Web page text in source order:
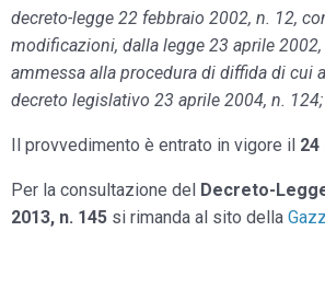
decreto-legge 22 febbraio 2002, n. 12,
modificazioni, dalla legge 23 aprile
ammessa alla procedura di diffida di cui
decreto legislativo 23 aprile 2004, n.
Il provvedimento è entrato in vigore il 24
Per la consultazione del Decreto-
2013, n. 145 si rimanda al sito della